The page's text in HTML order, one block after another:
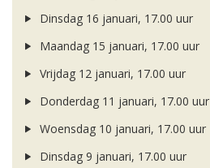
Dinsdag 16 januari, 17.00 uur
Maandag 15 januari, 17.00 uur
Vrijdag 12 januari, 17.00 uur
Donderdag 11 januari, 17.00 uur
Woensdag 10 januari, 17.00 uur
Dinsdag 9 januari, 17.00 uur